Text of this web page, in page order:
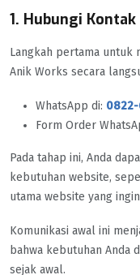
1. Hubungi
Langkah pertama untuk
Anik Works secara
WhatsApp di:
Form Order
Pada tahap ini, Anda
kebutuhan website,
utama website yang
Komunikasi awal ini
bahwa kebutuhan Anda
sejak awal.